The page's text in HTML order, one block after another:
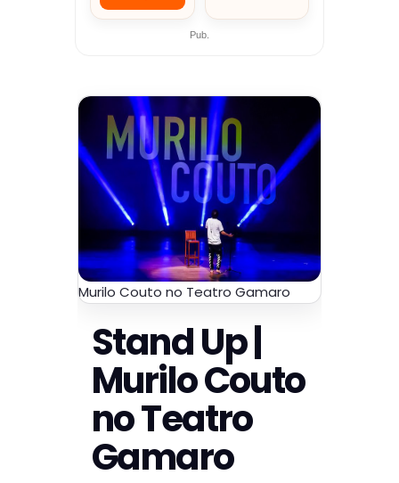
Pub.
Murilo Couto no Teatro Gamaro
Stand Up |
Murilo Couto
no Teatro
Gamaro